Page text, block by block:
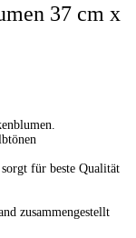
37 cm x
für beste Qualität
zusammengestellt